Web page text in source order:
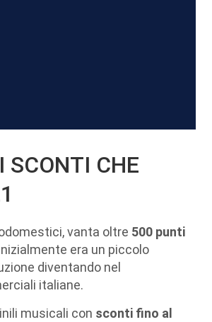
SCONTI CHE
vanta oltre 500 punti
era un piccolo
diventando nel
italiane.
musicali con sconti fino al